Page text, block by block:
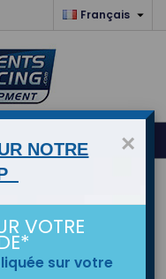
Français 
 ×
NOTRE
VOTRE
sur votre